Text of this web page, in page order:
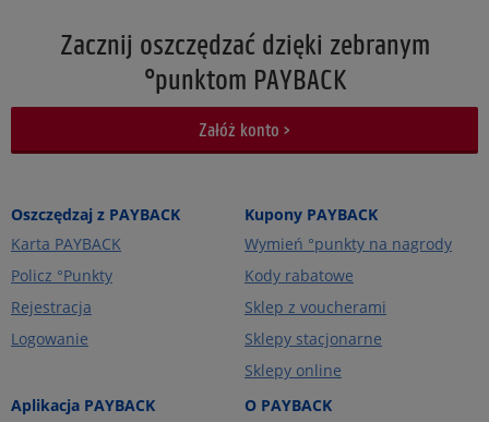
Zacznij oszczędzać dzięki zebranym
°punktom PAYBACK
Załóż konto >
Oszczędzaj z PAYBACK
Karta PAYBACK
Policz °Punkty
Rejestracja
Logowanie
Kupony PAYBACK
Wymień °punkty na nagrody
Kody rabatowe
Sklep z voucherami
Sklepy stacjonarne
Sklepy online
Aplikacja PAYBACK
O PAYBACK